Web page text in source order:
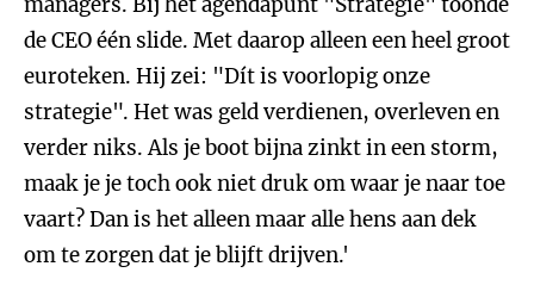
de CEO één slide. Met daarop alleen een heel groot
euroteken. Hij zei: "Dít is voorlopig onze
strategie". Het was geld verdienen, overleven en
verder niks. Als je boot bijna zinkt in een storm,
maak je je toch ook niet druk om waar je naar toe
vaart? Dan is het alleen maar alle hens aan dek
om te zorgen dat je blijft drijven.'